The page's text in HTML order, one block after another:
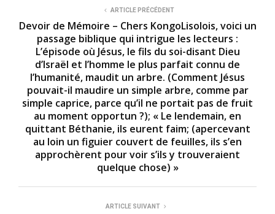
ARTICLE PRÉCÉDENT
Devoir de Mémoire – Chers KongoLisolois, voici un
passage biblique qui intrigue les lecteurs :
L’épisode où Jésus, le fils du soi-disant Dieu
d’Israël et l’homme le plus parfait connu de
l’humanité, maudit un arbre. (Comment Jésus
pouvait-il maudire un simple arbre, comme par
simple caprice, parce qu’il ne portait pas de fruit
au moment opportun ?); « Le lendemain, en
quittant Béthanie, ils eurent faim; (apercevant
au loin un figuier couvert de feuilles, ils s’en
approchèrent pour voir s’ils y trouveraient
quelque chose) »
ARTICLE SUIVANT